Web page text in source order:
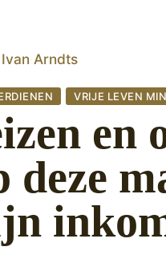
Ivan Arndts
VRIJE LEVEN
en
deze